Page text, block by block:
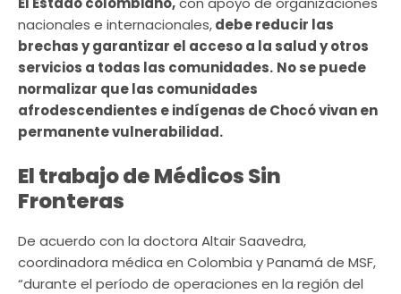
nacionales e internacionales,debe reducir las
brechas y garantizar el acceso a la salud y otros
servicios a todas las comunidades. No se puede
normalizar que las comunidades
afrodescendientes e indígenas de Chocó vivan en
permanente vulnerabilidad.
El trabajo de Médicos Sin
Fronteras
De acuerdo con la doctora Altair Saavedra,
coordinadora médica en Colombia y Panamá de MSF,
“durante el período de operaciones en la región del